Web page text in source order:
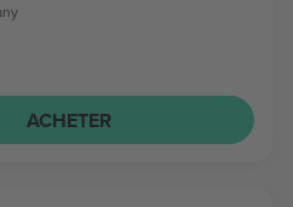
ACHETER